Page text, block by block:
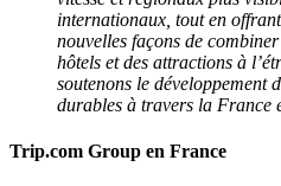
internationaux, tout en
nouvelles façons de
hôtels et des attractions à
soutenons le développement
durables à travers la France
Trip.com Group en France